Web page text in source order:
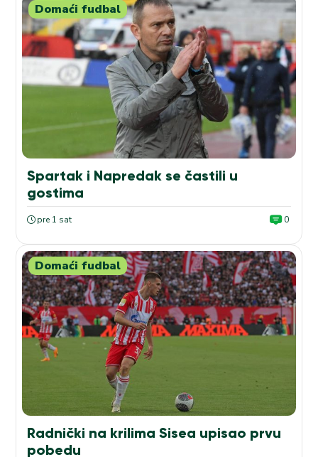
Domaći fudbal
Spartak i Napredak se častili u
gostima
pre 1 sat 0
Domaći fudbal
Radnički na krilima Sisea upisao prvu
pobedu